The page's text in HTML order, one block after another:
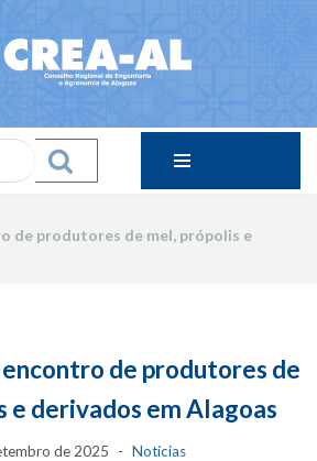
de produtores de mel, própolis e
de produtores de
e derivados em Alagoas
de 2025 Notícias